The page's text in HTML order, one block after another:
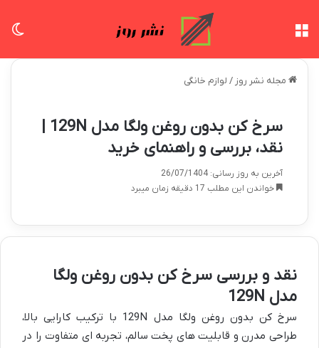
مجله نشر روز / لوازم خانگی
نقد، بررسی و راهنمای خرید
آخرین به روز رسانی: 26/07/1404
خواندن این مطلب 17 دقیقه زمان میبرد
نقد و بررسی سرخ کن بدون روغن ولگا
مدل 129N
سرخ کن بدون روغن ولگا مدل 129N با ترکیب کارایی بالا،
طراحی مدرن و قابلیت های پخت سالم، تجربه ای متفاوت را در